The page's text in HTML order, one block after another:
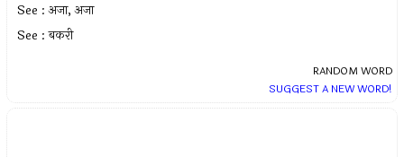
See : अजा, अजा
See : बकरी
RANDOM WORD
SUGGEST A NEW WORD!